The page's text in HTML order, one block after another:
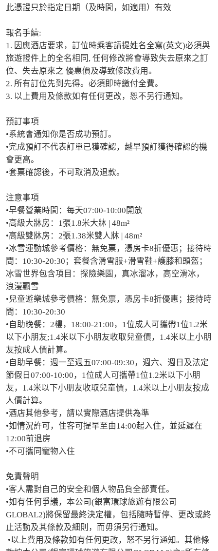
此憑證只於指定日期（及時間，如適用）有效
報名手續:
1. 因應酒店要求，訂位時乘客請提姓名全寫(英文)必須與
旅遊證件上的全名相同, 任何修改將會導致失去原來之訂
位、失去原來之 優惠價及導致修改費用。
2. 所有訂位先到先得。必須即時繳付全費。
3. 以上費用及條款如有任何更改，恕不另行通知。
預訂事項
•系統會通知你是否成功預訂。
•完成預訂不代表訂單已獲確認，越早預訂獲得確認的機
會更高。
•套票確認後，不可取消及退款。
注意事項
•早餐營業時間：每天07:00-10:00開放
•高級大牀房：1張1.8米大牀 | 48m²
•高級雙牀房：2張1.38米雙人牀 | 48m²
•冰雪運動城參考價格：無免票，憑房卡8折優惠；接待時
間：10:30-20:30；套餐含滑雪服+滑雪鞋+護膝和頭盔；
冰雪世界包含項目：探險樂園，真冰溜冰，高空滑冰，
浪漫飄雪
•兒童遊樂城參考價格：無免票，憑房卡8折優惠；接待時
間：10:30-20:30
•自助晚餐：2樓，18:00-21:00，1位成人可攜帶1位1.2米
以下小朋友;1.4米以下小朋友收取兒童價，1.4米以上小朋
友按成人價計算。
•自助早餐：週一至週五07:00-09:30，週六、週日及法定
節假日07:00-10:00，1位成人可攜帶1位1.2米以下小朋
友，1.4米以下小朋友收取兒童價，1.4米以上小朋友按成
人價計算。
•酒店其他參考，請以實際酒店提供為準
•如情況許可，住客可提早至由14:00起入住，並延遲在
12:00前退房
•不可攜同寵物入住
免責聲明
•客人需對自己的安全和個人物品負全部責任。
•如有任何爭議，本公司(銀富環球旅遊有限公司
GLOBAL2)將保留最終決定權，包括隨時暫停、更改或終
止活動及其條款及細則，而毋須另行通知。